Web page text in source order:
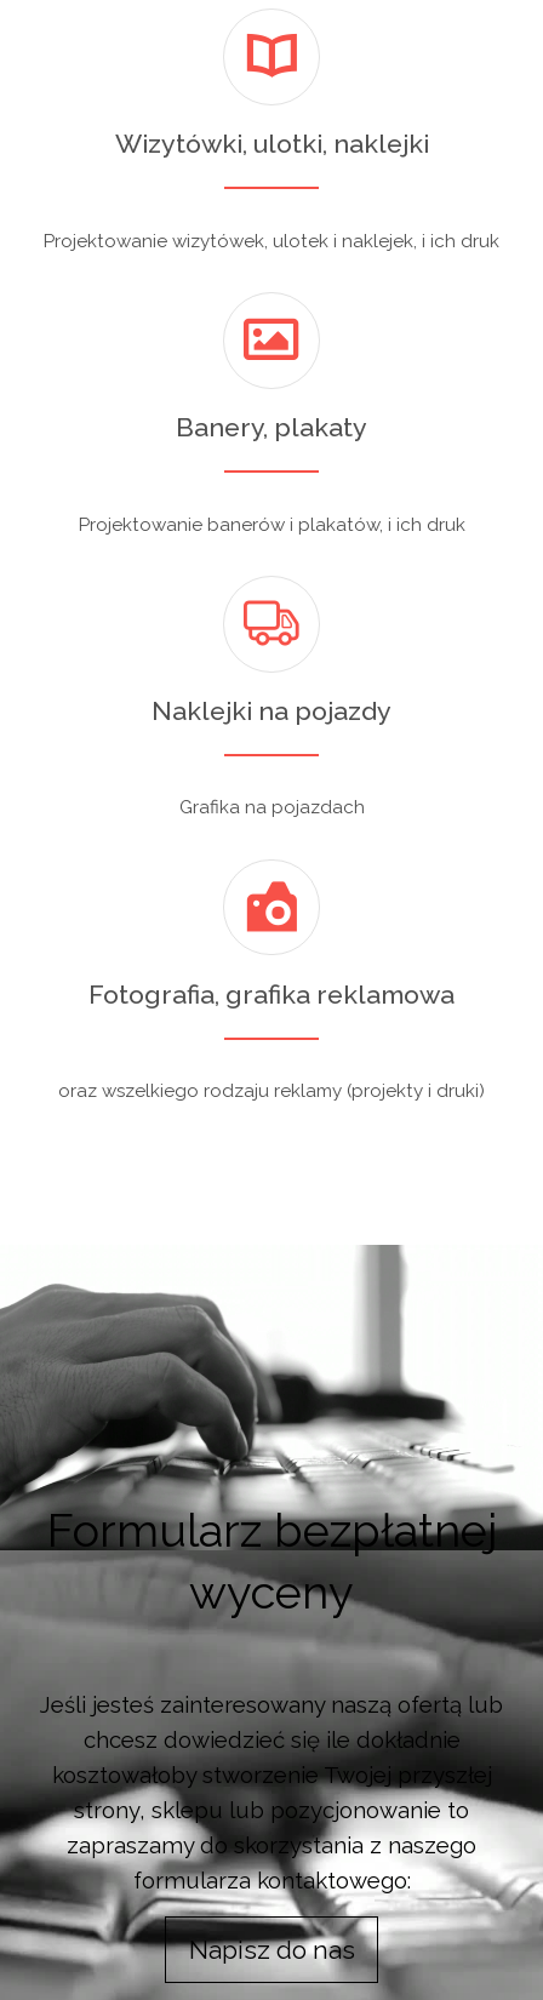
Wizytówki, ulotki, naklejki
Projektowanie wizytówek, ulotek i naklejek, i ich druk
Banery, plakaty
Projektowanie banerów i plakatów, i ich druk
Naklejki na pojazdy
Grafika na pojazdach
Fotografia, grafika reklamowa
oraz wszelkiego rodzaju reklamy (projekty i druki)
Formularz bezpłatnej
wyceny
Jeśli jesteś zainteresowany naszą ofertą lub
chcesz dowiedzieć się ile dokładnie
kosztowałoby stworzenie Twojej przyszłej
strony, sklepu lub pozycjonowanie to
zapraszamy do skorzystania z naszego
formularza kontaktowego:
Napisz do nas